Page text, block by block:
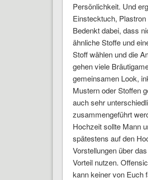
Persönlichkeit. Und
Einstecktuch,
Bedenkt dabei, dass
ähnliche Stoffe und
Stoff wählen und die
gehen viele
gemeinsamen Look,
Mustern oder Stoffen
auch sehr
zusammengeführt
Hochzeit sollte Mann
spätestens auf den
Vorstellungen über
Vorteil nutzen.
kann keiner von Euch